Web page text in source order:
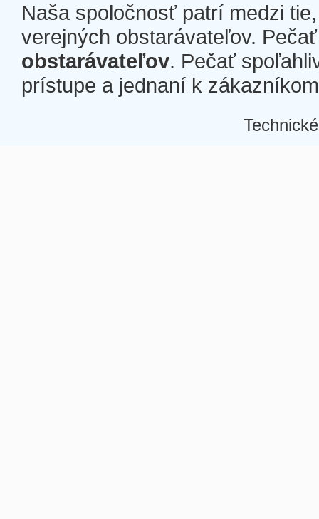
Naša spoločnosť patrí medzi
verejných obstarávateľov.
obstarávateľov. Pečať
prístupe a jednaní k